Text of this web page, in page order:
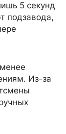
5 секунд
подзавода,
Из-за